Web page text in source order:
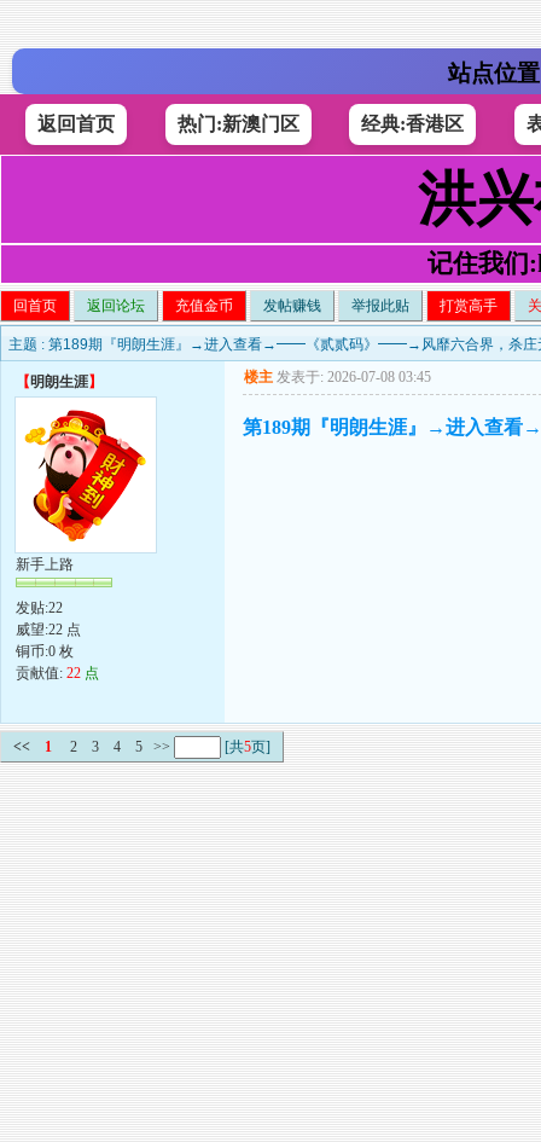
站点位
返回首页 热门:新澳门区 经典:香港区
洪
记住我们
回首页 返回论坛 充值金币 发帖赚钱 举报此贴 打赏高手
主题 : 第189期『明朗生涯』→进入查看→━━《贰贰码》━━→风靡六合界，杀庄
【明朗生涯】
新手上路
发贴:22
威望:22 点
铜币:0 枚
贡献值: 22 点
楼主 发表于: 2026-07-08 03:45
第189期『明朗生涯』→进入查
<< 1 2 3 4 5 >> [共5页]